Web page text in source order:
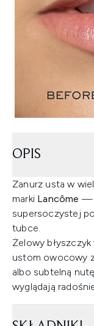
OPIS
Zanurz usta w
marki Lancôme
supersoczystej
tubce.
Żelowy
ustom owocowy
albo subtelną
wyglądają